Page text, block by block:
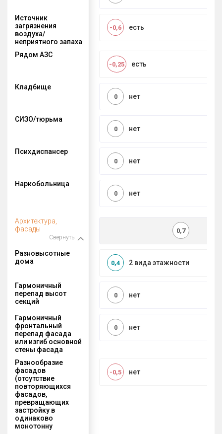
Источник
загрязнения
воздуха/
неприятного запаха
есть
-0,6
Рядом АЗС
есть
-0,25
Кладбище
нет
0
СИЗО/тюрьма
нет
0
Психдиспансер
нет
0
Наркобольница
нет
0
Архитектура,
фасады
Свернуть
0,7
Разновысотные
дома
2 вида этажности
0,4
Гармоничный
перепад высот
секций
нет
0
Гармоничный
фронтальный
перепад фасада
или изгиб основной
стены фасада
нет
0
Разнообразие
фасадов
(отсутствие
повторяющихся
фасадов,
превращающих
застройку в
одинаково
монотонну
нет
-0,5